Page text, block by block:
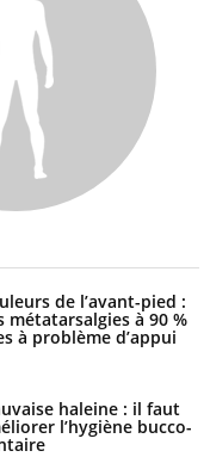
de l’avant-pied :
métatarsalgies à 90 %
à problème d’appui
haleine : il faut
l’hygiène bucco-